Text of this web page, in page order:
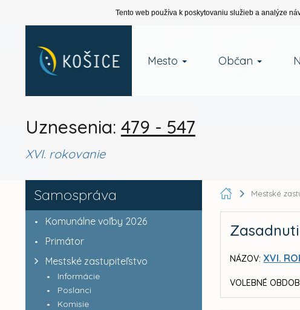
Tento web používa k poskytovaniu služieb a analýze
Mesto Občan
Uznesenia: 479 - 547
XVI. rokovanie
Samospráva
Komunálne voľby 2026
Primátor
Mestské zastupiteľstvo
Informácie
Poslanci
Komisie
Mestské
NÁZOV: XVI.
VOLEBNÉ